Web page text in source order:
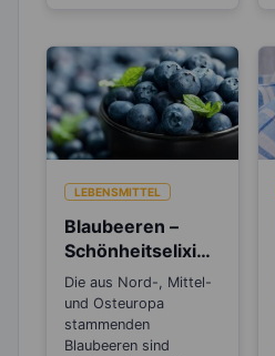
LEBENSMITTEL
Blaubeeren –
Schönheitselixier
für die Haut und
gut beim
Abnehmen
Die aus Nord-, Mittel-
und Osteuropa
stammenden
Blaubeeren sind